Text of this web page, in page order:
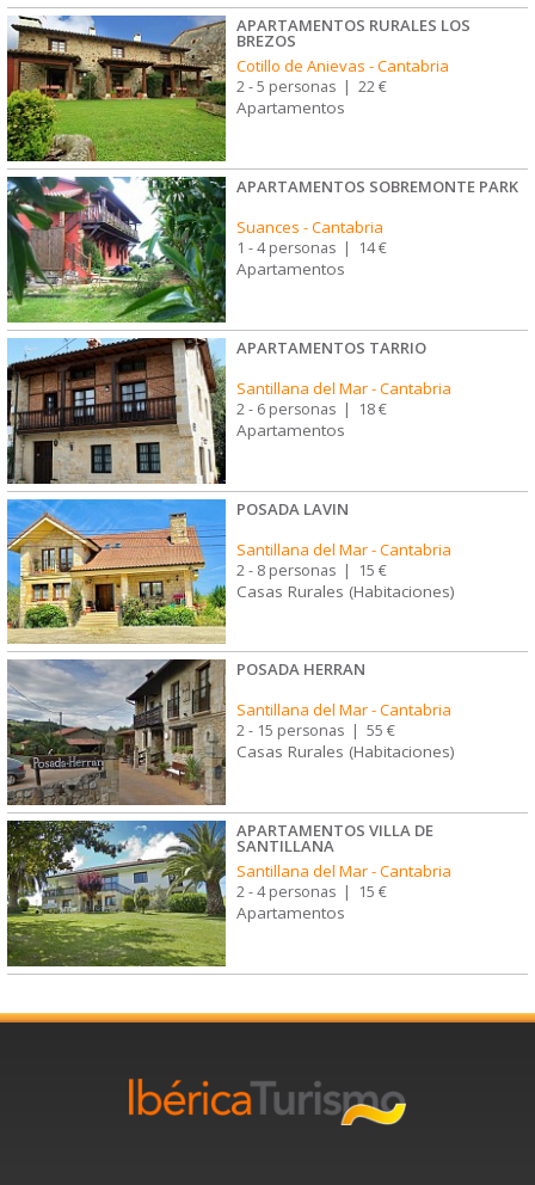
APARTAMENTOS RURALES LOS
BREZOS
Cotillo de Anievas -Cantabria
2 - 5 personas | 22 €
Apartamentos
APARTAMENTOS SOBREMONTE PARK
Suances -Cantabria
1 - 4 personas | 14 €
Apartamentos
APARTAMENTOS TARRIO
Santillana del Mar-Cantabria
2 - 6 personas | 18 €
Apartamentos
POSADA LAVIN
Santillana del Mar-Cantabria
2 - 8 personas | 15 €
Casas Rurales (Habitaciones)
POSADA HERRAN
Santillana del Mar-Cantabria
2 - 15 personas | 55 €
Casas Rurales (Habitaciones)
APARTAMENTOS VILLA DE
SANTILLANA
Santillana del Mar-Cantabria
2 - 4 personas | 15 €
Apartamentos